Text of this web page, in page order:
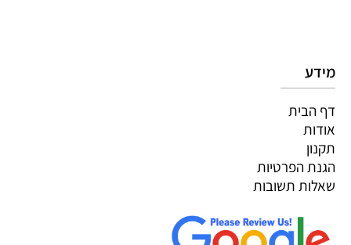
מידע
דף הבית
אודות
תקנון
הגנת הפרטיות
שאלות תשובות